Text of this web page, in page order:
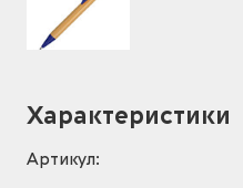
Характеристики
Артикул: